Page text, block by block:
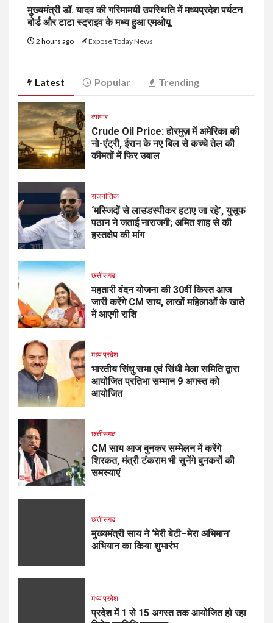
मुख्यमंत्री डॉ. यादव की गरिमामयी उपस्थिति में मध्यप्रदेश पर्यटन
बोर्ड और टाटा स्ट्राइव के मध्य हुआ एमओयू
2 hours ago Expose Today News
Latest Popular Trending
व्यापार
Crude Oil Price: होरमुज़ में अमेरिका की
नो-एंट्री, ईरान के नए बिल से कच्चे तेल की
कीमतों में फिर उबाल
राजनीतिक
‘मस्जिदों से लाउडस्पीकर हटाए जा रहे’, युसूफ
पठान ने जताई नाराजगी; अमित शाह से की
हस्तक्षेप की मांग
छत्तीसगढ
महतारी वंदन योजना की 30वीं किस्त आज
जारी करेंगे CM साय, लाखों महिलाओं के खाते
में आएगी राशि
मध्य प्रदेश
भारतीय सिंधु सभा एवं सिंधी मेला समिति द्वारा
आयोजित प्रतिभा सम्मान 9 अगस्त को
आयोजित
छत्तीसगढ
CM साय आज बुनकर सम्मेलन में करेंगे
शिरकत, मंत्री टंकराम भी सुनेंगे बुनकरों की
समस्याएं
छत्तीसगढ
मुख्यमंत्री साय ने ‘मेरी बेटी–मेरा अभिमान’
अभियान का किया शुभारंभ
मध्य प्रदेश
प्रदेश में 1 से 15 अगस्त तक आयोजित हो रहा